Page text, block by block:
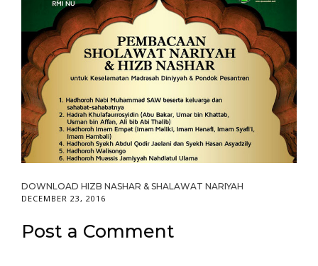
DOWNLOAD HIZB NASHAR & SHALAWAT NARIYAH
DECEMBER 23, 2016
Post a Comment